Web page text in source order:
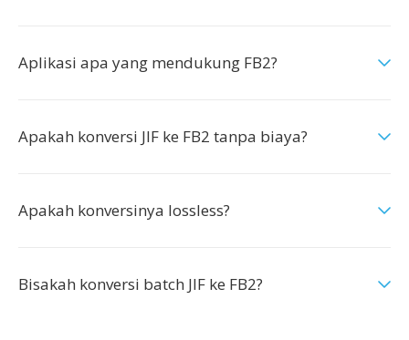
Aplikasi apa yang mendukung FB2?
Apakah konversi JIF ke FB2 tanpa biaya?
Apakah konversinya lossless?
Bisakah konversi batch JIF ke FB2?